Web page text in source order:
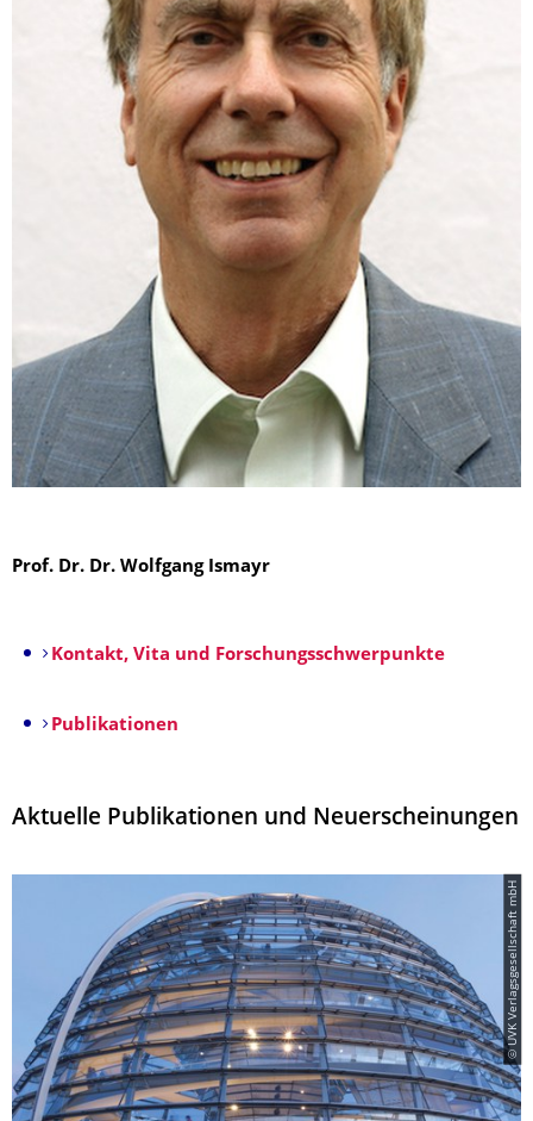
Prof. Dr. Dr. Wolfgang Ismayr
Kontakt, Vita und Forschungsschwerpunkte
Publikationen
Aktuelle Publikationen und Neuerscheinungen
© UVK Verlagsgesellschaft mbH